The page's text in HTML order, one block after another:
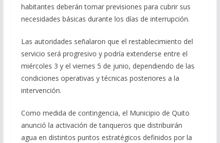
habitantes deberán tomar previsiones para cubrir sus
necesidades básicas durante los días de interrupción.
Las autoridades señalaron que el restablecimiento del
servicio será progresivo y podría extenderse entre el
miércoles 3 y el viernes 5 de junio, dependiendo de las
condiciones operativas y técnicas posteriores a la
intervención.
Como medida de contingencia, el Municipio de Quito
anunció la activación de tanqueros que distribuirán
agua en distintos puntos estratégicos definidos por la